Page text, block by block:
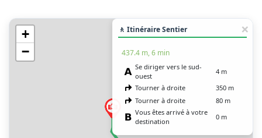
+
−
🚶 Itinéraire Sentier
437.4 m, 6 min
Se diriger vers le sud-
ouest
4 m
Tourner à droite
350 m
Tourner à droite
80 m
Vous êtes arrivé à votre
destination
0 m